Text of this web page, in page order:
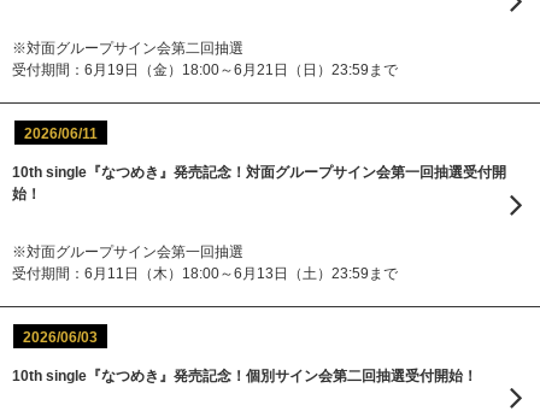
※対面グループサイン会第二回抽選
受付期間：6月19日（金）18:00～6月21日（日）23:59まで
2026/06/11
10th single『なつめき』発売記念！対面グループサイン会第一回抽選受付開
始！
※対面グループサイン会第一回抽選
受付期間：6月11日（木）18:00～6月13日（土）23:59まで
2026/06/03
10th single『なつめき』発売記念！個別サイン会第二回抽選受付開始！